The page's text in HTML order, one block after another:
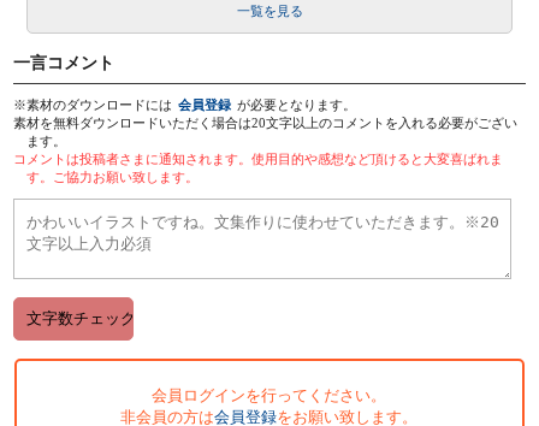
一覧を見る
一言コメント
※素材のダウンロードには 会員登録 が必要となります。
素材を無料ダウンロードいただく場合は20文字以上のコメントを入れる必要がござい
ます。
コメントは投稿者さまに通知されます。使用目的や感想など頂けると大変喜ばれま
す。ご協力お願い致します。
会員ログインを行ってください。
非会員の方は会員登録をお願い致します。